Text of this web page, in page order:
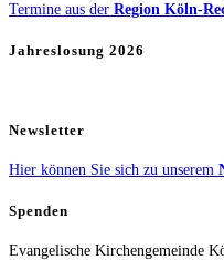
Termine aus der Region Köln-
Jahreslosung 2026
Newsletter
Hier können Sie sich zu unserem
Spenden
Evangelische Kirchengemeinde